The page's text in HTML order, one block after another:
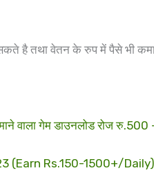
है तथा वेतन के रुप में पैसे भी
गेम डाउनलोड रोज रु.500
Rs.150-1500+/Daily) |